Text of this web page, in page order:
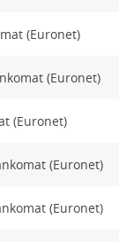
(Euronet)
(Euronet)
(Euronet)
(Euronet)
(Euronet)